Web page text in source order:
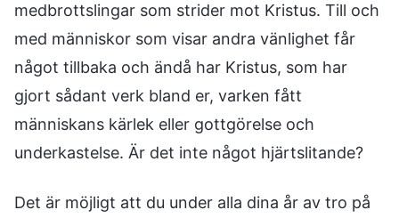
medbrottslingar som strider mot Kristus. Till och
med människor som visar andra vänlighet får
något tillbaka och ändå har Kristus, som har
gjort sådant verk bland er, varken fått
människans kärlek eller gottgörelse och
underkastelse. Är det inte något hjärtslitande?
Det är möjligt att du under alla dina år av tro på